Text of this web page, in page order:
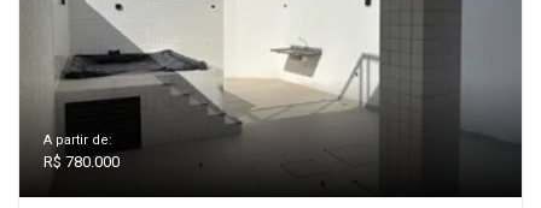
A partir de:
R$ 780.000